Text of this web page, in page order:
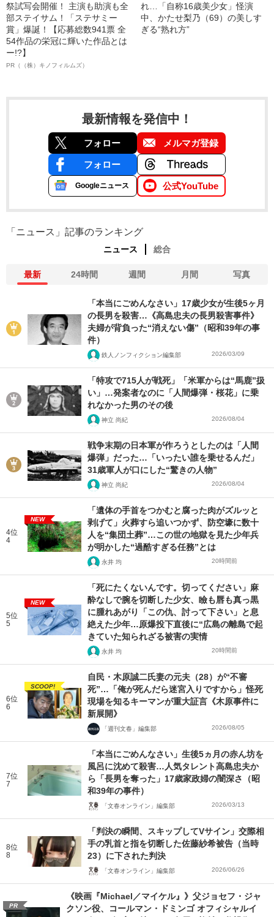
祭試写会開催！ 主演も助演も全
部ステイサム！「ステサミー
賞」爆誕！【応募総数941票 全
54作品の栄冠に輝いた作品とは
ー!?】
PR（（株）キノフィルムズ）
れ…「自称16歳美少女」怪演
中、かたせ梨乃（69）の美しす
ぎる“熟れ方”
最新情報を発信中！
フォロー メルマガ登録
フォロー
Googleニュース 公式YouTube
「ニュース」記事のランキング
ニュース 総合
最新 24時間 週間 月間 写真
「本当にごめんなさい」17歳少女が生後5ヶ月
の長男を殺害…《高島忠夫の長男殺害事件》
夫婦が背負った“消えない傷”（昭和39年の事
件）
鉄人ノンフィクション編集部 2026/03/09
「特攻で715人が戦死」「米軍からは“馬鹿”扱
い」…発案者なのに「人間爆弾・桜花」に乗
れなかった男のその後
神立 尚紀 2026/08/04
戦争末期の日本軍が作ろうとしたのは「人間
爆弾」だった…「いったい誰を乗せるんだ」
31歳軍人が口にした“驚きの人物”
神立 尚紀 2026/08/04
4位
4
NEW
「遺体の手首をつかむと腐った肉がズルッと
剥げて」火葬すら追いつかず、防空壕に数十
人を“集団土葬”…この世の地獄を見た少年兵
が明かした“過酷すぎる任務”とは
永井 均 20時間前
5位
5
NEW
「死にたくないんです。切ってください」麻
酔なしで腕を切断した少女、瞼も唇も真っ黒
に腫れあがり「この仇、討って下さい」と息
絶えた少年…原爆投下直後に“広島の離島で起
きていた知られざる被害の実情
永井 均 20時間前
6位
6
SCOOP!
自民・木原誠二氏妻の元夫（28）が“不審
死”…「俺が死んだら迷宮入りですから」怪死
現場を知るキーマンが重大証言《木原事件に
新展開》
「週刊文春」編集部 2026/08/05
7位
7
「本当にごめんなさい」生後5ヵ月の赤ん坊を
風呂に沈めて殺害…人気タレント高島忠夫か
ら「長男を奪った」17歳家政婦の闇深さ（昭
和39年の事件）
「文春オンライン」編集部 2026/03/13
8位
8
「判決の瞬間、スキップしてVサイン」交際相
手の乳首と指を切断した佐藤紗希被告（当時
23）に下された判決
「文春オンライン」編集部 2026/06/26
PR
《映画『Michael／マイケル』》父ジョセフ・ジャ
クソン役、コールマン・ドミンゴ オフィシャルイ